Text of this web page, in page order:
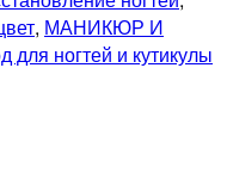
, МАНИКЮР И
для ногтей и кутикулы